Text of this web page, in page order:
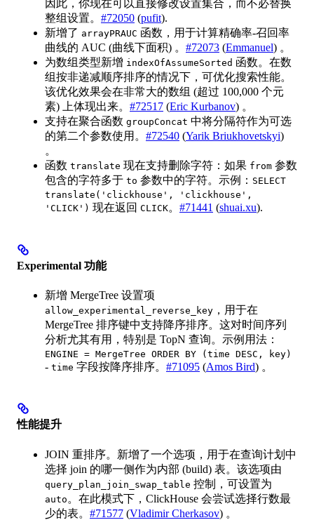
因此，你现在可以直接修改设置集合，而不必替换
整组设置。 #72050 (pufit).
新增了 arrayPRAUC 函数，用于计算精确率-召回率
曲线的 AUC (曲线下面积) 。 #72073 (Emmanuel) 。
为数组类型新增 indexOfAssumeSorted 函数。在数
组按非递减顺序排序的情况下，可优化搜索性能。
该优化效果会在非常大的数组 (超过 100,000 个元
素) 上体现出来。 #72517 (Eric Kurbanov) 。
支持在聚合函数 groupConcat 中将分隔符作为可选
的第二个参数使用。 #72540 (Yarik Briukhovetskyi)
。
函数 translate 现在支持删除字符：如果 from 参数
包含的字符多于 to 参数中的字符。示例： SELECT
translate('clickhouse', 'clickhouse',
'CLICK') 现在返回 CLICK。 #71441 (shuai.xu).
Experimental 功能
新增 MergeTree 设置项
allow_experimental_reverse_key ，用于在
MergeTree 排序键中支持降序排序。这对时间序列
分析尤其有用，特别是 TopN 查询。示例用法：
ENGINE = MergeTree ORDER BY (time DESC, key)
- time 字段按降序排序。 #71095 (Amos Bird) 。
性能提升
JOIN 重排序。新增了一个选项，用于在查询计划中
选择 join 的哪一侧作为内部 (build) 表。该选项由
query_plan_join_swap_table 控制，可设置为
auto 。在此模式下，ClickHouse 会尝试选择行数最
少的表。 #71577 (Vladimir Cherkasov) 。